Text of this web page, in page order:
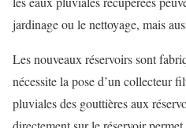
jardinage ou le nettoyage, mais
Les nouveaux réservoirs sont
nécessite la pose d’un collecteur
pluviales des gouttières aux